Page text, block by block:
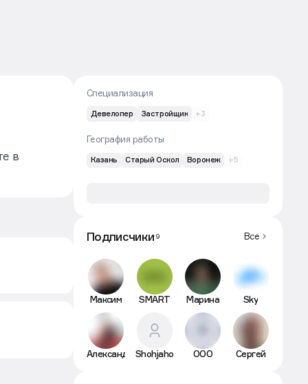
Специализация
Девелопер Застройщик +3
География работы
Казань Старый Оскол Воронеж +5
Подписчики 9 Все
Максим SMART Марина Sky
Александр Shohjahon ООО Сергей
в